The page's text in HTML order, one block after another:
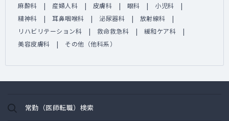
麻酔科 産婦人科 皮膚科 眼科
小児科
精神科
耳鼻咽喉科 泌尿器科
放射線科
リハビリテーション科
救命救急科
緩和ケア科
美容皮膚科
その他（他科系）
常勤（医師転職）検索